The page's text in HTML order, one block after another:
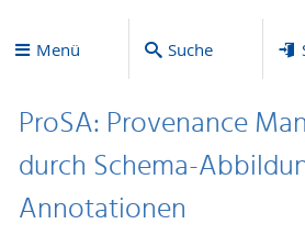
Menü Suche
ProSA: Provenance
durch Schema-
Annotationen